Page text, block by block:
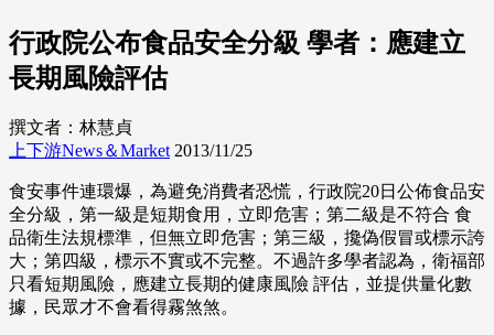
行政院公布食品安全分級 學者：應建立
長期風險評估
撰文者：林慧貞
上下游News＆Market 2013/11/25
食安事件連環爆，為避免消費者恐慌，行政院20日公佈食品安
全分級，第一級是短期食用，立即危害；第二級是不符合 食
品衛生法規標準，但無立即危害；第三級，攙偽假冒或標示誇
大；第四級，標示不實或不完整。不過許多學者認為，衛福部
只看短期風險，應建立長期的健康風險 評估，並提供量化數
據，民眾才不會看得霧煞煞。